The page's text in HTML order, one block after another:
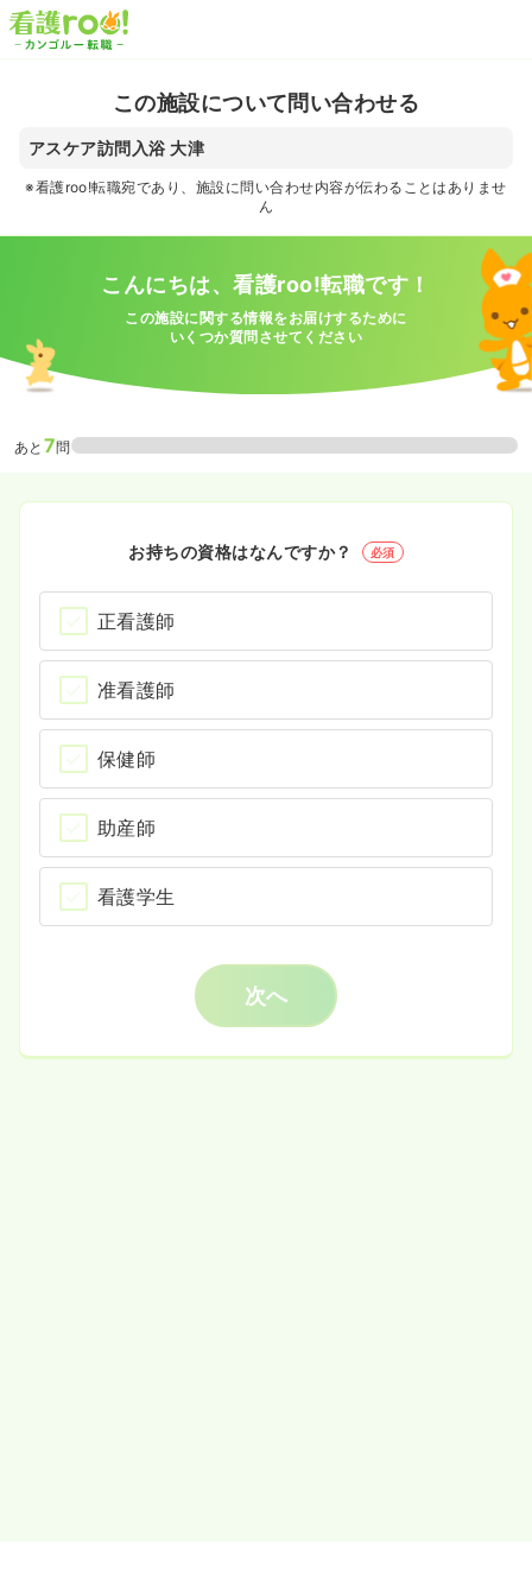
この施設について問い合わせる
アスケア訪問入浴 大津
※看護roo!転職宛であり、施設に問い合わせ内容が伝わることはありませ
ん
こんにちは、看護roo!転職です！
この施設に関する情報をお届けするために
いくつか質問させてください
あと 7問
お持ちの資格はなんですか？ 必須
正看護師
准看護師
保健師
助産師
看護学生
次へ